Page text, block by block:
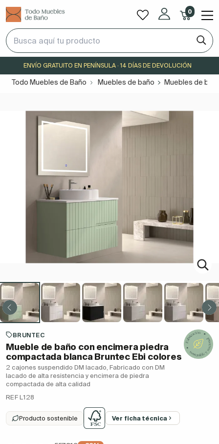
0
ENVÍO GRATUITO EN PENÍNSULA · 14 DÍAS DE DEVOLUCIÓN
Todo Muebles de Baño Muebles de baño Muebles de
BRUNTEC
Mueble de baño con encimera piedra
compactada blanca Bruntec Ebi colores
2 cajones suspendido DM lacado, Fabricado con DM
lacado de alta resistencia y encimera de piedra
compactada de alta calidad
REF L128
Producto sostenible Ver ficha técnica